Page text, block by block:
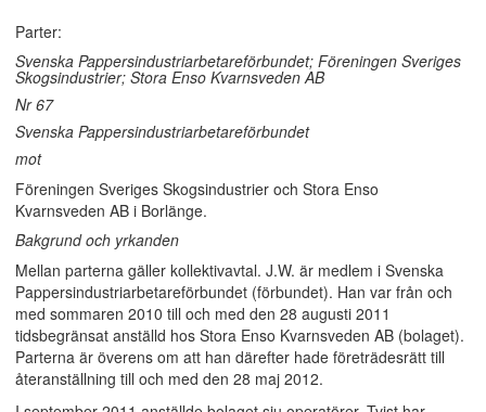
Parter:
Svenska Pappersindustriarbetareförbundet; Föreningen Sveriges
Skogsindustrier; Stora Enso Kvarnsveden AB
Nr 67
Svenska Pappersindustriarbetareförbundet
mot
Föreningen Sveriges Skogsindustrier och Stora Enso
Kvarnsveden AB i Borlänge.
Bakgrund och yrkanden
Mellan parterna gäller kollektivavtal. J.W. är medlem i Svenska
Pappersindustriarbetareförbundet (förbundet). Han var från och
med sommaren 2010 till och med den 28 augusti 2011
tidsbegränsat anställd hos Stora Enso Kvarnsveden AB (bolaget).
Parterna är överens om att han därefter hade företrädesrätt till
återanställning till och med den 28 maj 2012.